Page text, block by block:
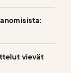
vievät